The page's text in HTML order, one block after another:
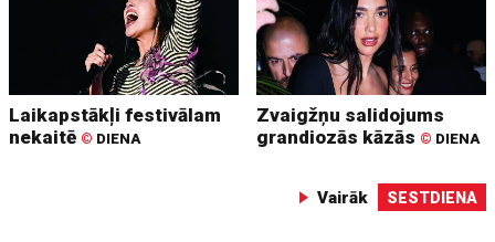
Laikapstākļi festivālam
nekaitē © DIENA
Zvaigžņu salidojums
grandiozās kāzās © DIENA
Vairāk SESTDIENA